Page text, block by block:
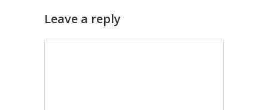
Leave a reply